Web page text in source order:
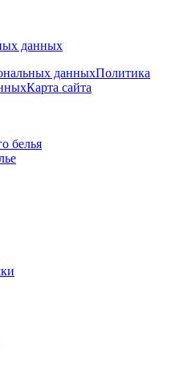
данных
данныхПолитика
Карта сайта
белья